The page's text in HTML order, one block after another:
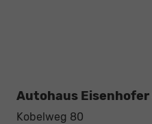
Autohaus Eisenhofer
Kobelweg 80